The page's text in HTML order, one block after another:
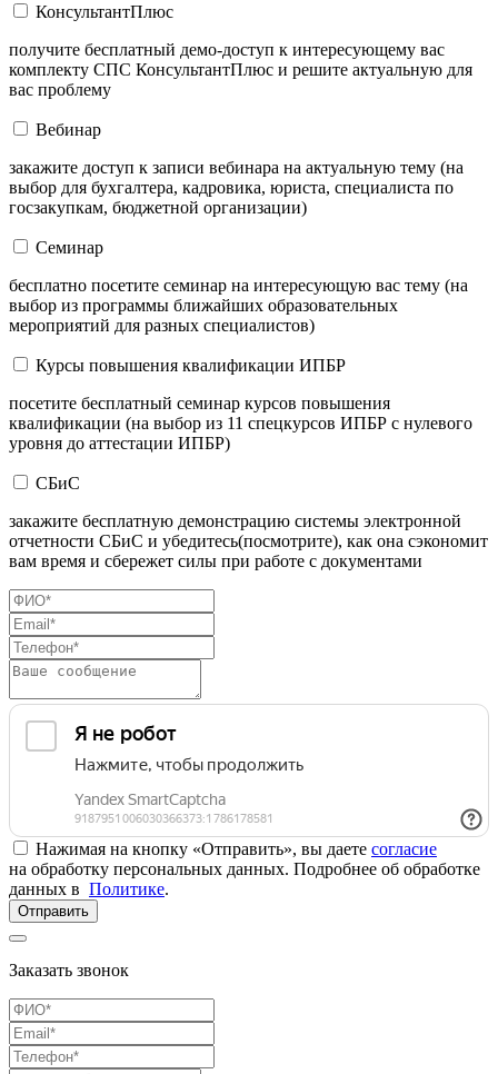
КонсультантПлюс
получите бесплатный демо-доступ к интересующему вас
комплекту СПС КонсультантПлюс и решите актуальную для
вас проблему
Вебинар
закажите доступ к записи вебинара на актуальную тему (на
выбор для бухгалтера, кадровика, юриста, специалиста по
госзакупкам, бюджетной организации)
Семинар
бесплатно посетите семинар на интересующую вас тему (на
выбор из программы ближайших образовательных
мероприятий для разных специалистов)
Курсы повышения квалификации ИПБР
посетите бесплатный семинар курсов повышения
квалификации (на выбор из 11 спецкурсов ИПБР с нулевого
уровня до аттестации ИПБР)
СБиС
закажите бесплатную демонстрацию системы электронной
отчетности СБиС и убедитесь(посмотрите), как она сэкономит
вам время и сбережет силы при работе с документами
Нажимая на кнопку «Отправить», вы даете согласие
на обработку персональных данных. Подробнее об обработке
данных в Политике.
Отправить
Заказать звонок